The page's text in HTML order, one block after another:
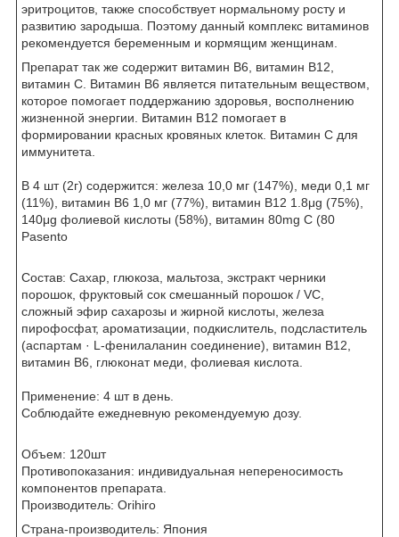
эритроцитов, также способствует нормальному росту и
развитию зародыша. Поэтому данный комплекс витаминов
рекомендуется беременным и кормящим женщинам.
Препарат так же содержит витамин B6, витамин B12,
витамин C. Витамин B6 является питательным веществом,
которое помогает поддержанию здоровья, восполнению
жизненной энергии. Витамин B12 помогает в
формировании красных кровяных клеток. Витамин С для
иммунитета.
В 4 шт (2г) содержится: железа 10,0 мг (147%), меди 0,1 мг
(11%), витамин B6 1,0 мг (77%), витамин B12 1.8μg (75%),
140μg фолиевой кислоты (58%), витамин 80mg C (80
Pasento
Состав: Сахар, глюкоза, мальтоза, экстракт черники
порошок, фруктовый сок смешанный порошок / VC,
сложный эфир сахарозы и жирной кислоты, железа
пирофосфат, ароматизации, подкислитель, подсластитель
(аспартам · L-фенилаланин соединение), витамин B12,
витамин B6, глюконат меди, фолиевая кислота.
Применение: 4 шт в день.
Соблюдайте ежедневную рекомендуемую дозу.
Объем: 120шт
Противопоказания: индивидуальная непереносимость
компонентов препарата.
Производитель: Orihiro
Страна-производитель: Япония